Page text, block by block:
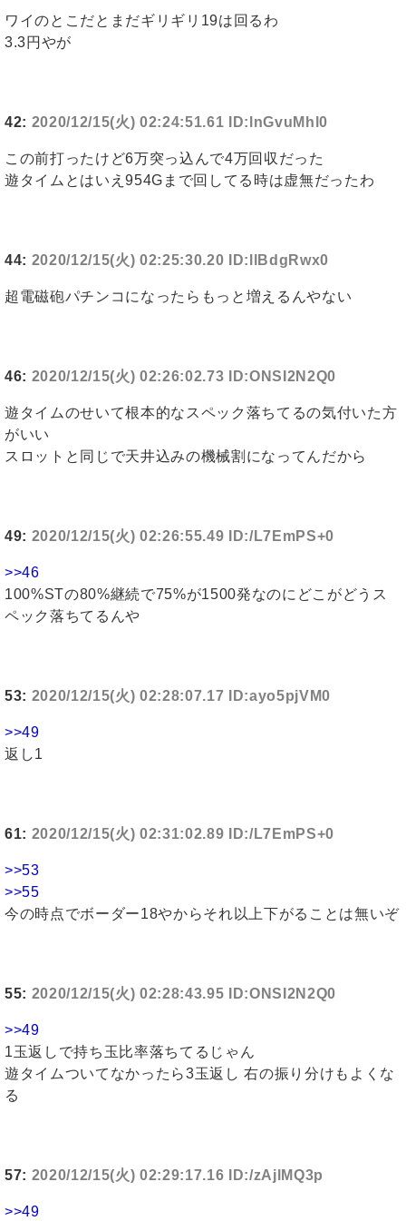
ワイのとこだとまだギリギリ19は回るわ
3.3円やが
42: 2020/12/15(火) 02:24:51.61 ID:lnGvuMhl0
この前打ったけど6万突っ込んで4万回収だった
遊タイムとはいえ954Gまで回してる時は虚無だったわ
44: 2020/12/15(火) 02:25:30.20 ID:llBdgRwx0
超電磁砲パチンコになったらもっと増えるんやない
46: 2020/12/15(火) 02:26:02.73 ID:ONSI2N2Q0
遊タイムのせいて根本的なスペック落ちてるの気付いた方
がいい
スロットと同じで天井込みの機械割になってんだから
49: 2020/12/15(火) 02:26:55.49 ID:/L7EmPS+0
>>46
100%STの80%継続で75%が1500発なのにどこがどうス
ペック落ちてるんや
53: 2020/12/15(火) 02:28:07.17 ID:ayo5pjVM0
>>49
返し1
61: 2020/12/15(火) 02:31:02.89 ID:/L7EmPS+0
>>53
>>55
今の時点でボーダー18やからそれ以上下がることは無いぞ
55: 2020/12/15(火) 02:28:43.95 ID:ONSI2N2Q0
>>49
1玉返しで持ち玉比率落ちてるじゃん
遊タイムついてなかったら3玉返し 右の振り分けもよくな
る
57: 2020/12/15(火) 02:29:17.16 ID:/zAjlMQ3p
>>49